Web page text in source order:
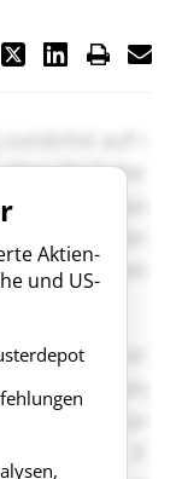
Aktien-
und US-